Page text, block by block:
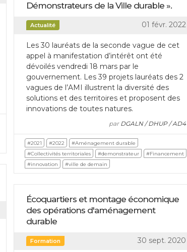
Démonstrateurs de la Ville durable ».
Actualité 01 févr. 2022
Les 30 lauréats de la seconde vague de cet
appel à manifestation d’intérêt ont été
dévoilés vendredi 18 mars par le
gouvernement. Les 39 projets lauréats des 2
vagues de l’AMI illustrent la diversité des
solutions et des territoires et proposent des
innovations de toutes natures.
parDGALN / DHUP / AD4
#2021 #2022
#Aménagement durable
#Collectivités territoriales
#demonstrateur
#Financement
#innovation
#ville de demain
Écoquartiers et montage économique
des opérations d'aménagement
durable
Formation 30 sept. 2020